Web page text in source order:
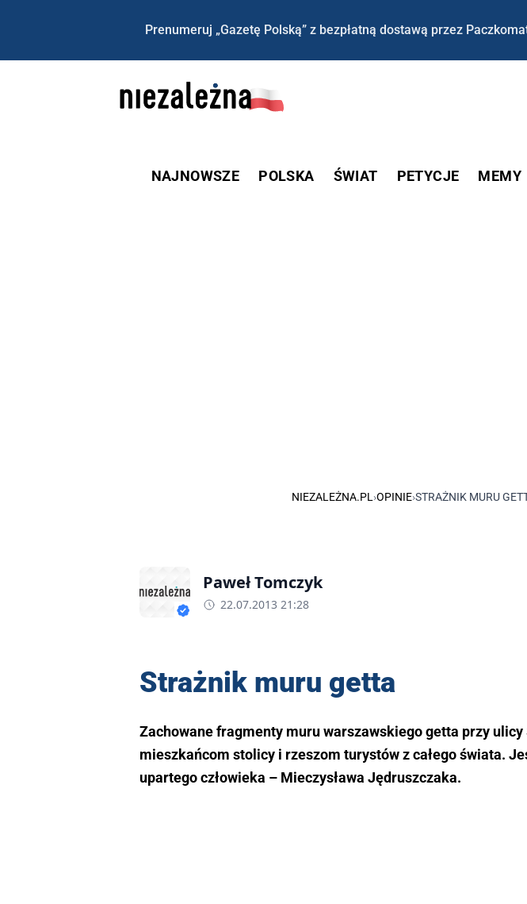
Prenumeruj „Gazetę Polską” z bezpłatną dostawą przez
NAJNOWSZE POLSKA ŚWIAT PETYCJE MEMY
NIEZALEŻNA.PL ›OPINIE›STRAŻNIK MURU
Paweł Tomczyk
22.07.2013 21:28
Strażnik muru getta
Zachowane fragmenty muru warszawskiego getta przy ulicy
mieszkańcom stolicy i rzeszom turystów z całego świata.
upartego człowieka – Mieczysława Jędruszczaka.